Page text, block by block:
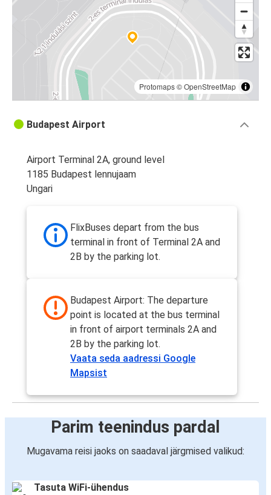
Protomaps©OpenStreetMap
Budapest Airport
Airport Terminal 2A, ground level
1185 Budapest lennujaam
Ungari
FlixBuses depart from the bus
terminal in front of Terminal 2A and
2B by the parking lot.
Budapest Airport: The departure
point is located at the bus terminal
in front of airport terminals 2A and
2B by the parking lot.
Vaata seda aadressi Google
Mapsist
Parim teenindus pardal
Mugavama reisi jaoks on saadaval järgmised valikud:
Tasuta WiFi-ühendus